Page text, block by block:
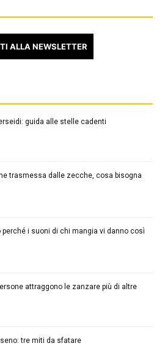
ALLA NEWSLETTER
guida alle stelle cadenti
trasmessa dalle zecche, cosa bisogna
perché i suoni di chi mangia vi danno così
attraggono le zanzare più di altre
tre miti da sfatare